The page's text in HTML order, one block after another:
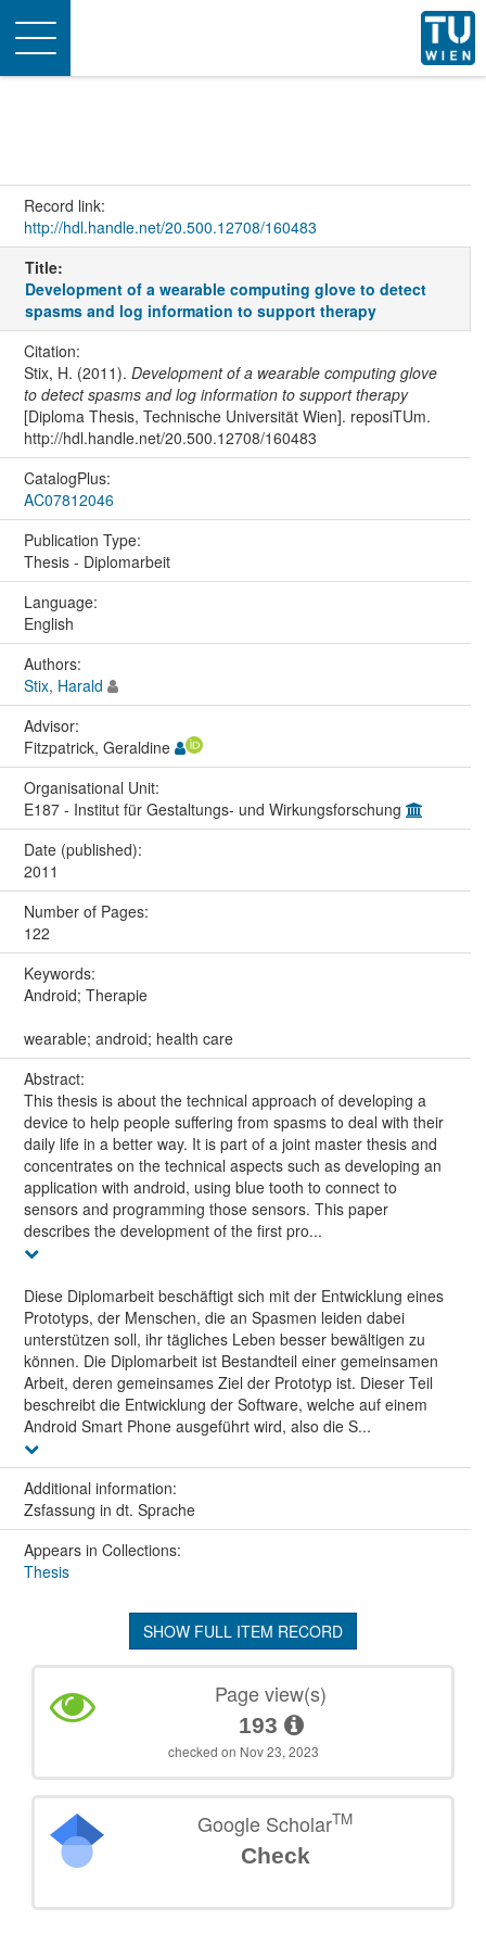
Toggle
navigation
Record link:
http://hdl.handle.net/20.500.12708/160483
Title:
Development of a wearable computing glove to detect
spasms and log information to support therapy
Citation:
Stix, H. (2011). Development of a wearable computing glove
to detect spasms and log information to support therapy
[Diploma Thesis, Technische Universität Wien]. reposiTUm.
http://hdl.handle.net/20.500.12708/160483
CatalogPlus:
AC07812046
Publication Type:
Thesis - Diplomarbeit
Language:
English
Authors:
Stix, Harald
Advisor:
Fitzpatrick, Geraldine
Organisational Unit:
E187 - Institut für Gestaltungs- und Wirkungsforschung
Date (published):
2011
Number of Pages:
122
Keywords:
Android; Therapie
wearable; android; health care
Abstract:
This thesis is about the technical approach of developing a
device to help people suffering from spasms to deal with their
daily life in a better way. It is part of a joint master thesis and
concentrates on the technical aspects such as developing an
application with android, using blue tooth to connect to
sensors and programming those sensors. This paper
describes the development of the first pro...
Diese Diplomarbeit beschäftigt sich mit der Entwicklung eines
Prototyps, der Menschen, die an Spasmen leiden dabei
unterstützen soll, ihr tägliches Leben besser bewältigen zu
können. Die Diplomarbeit ist Bestandteil einer gemeinsamen
Arbeit, deren gemeinsames Ziel der Prototyp ist. Dieser Teil
beschreibt die Entwicklung der Software, welche auf einem
Android Smart Phone ausgeführt wird, also die S...
Additional information:
Zsfassung in dt. Sprache
Appears in Collections:
Thesis
SHOW FULL ITEM RECORD
Page view(s)
193
checked on Nov 23, 2023
Google ScholarTM
Check